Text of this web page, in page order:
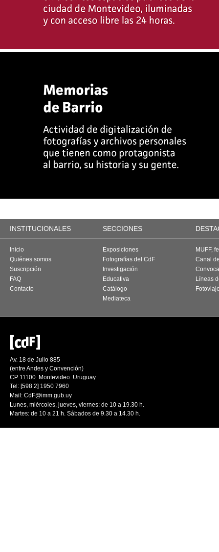
INSTITUCIONALES SECCIONES
Inicio
Quiénes somos
Suscripción
FAQ
Contacto
Exposiciones
Fotografías del CdF
Investigación
Educativa
Catálogo
Mediateca
MUFF,
Canal
Líneas
Av. 18 de Julio 885
(entre Andes y Convención)
CP 11100. Montevideo. Uruguay
Tel: [598 2] 1950 7960
Mail: CdF@imm.gub.uy
Lunes, miércoles, jueves, viernes: de 10 a 19.30 h.
Martes: de 10 a 21 h. Sábados de 9.30 a 14.30 h.